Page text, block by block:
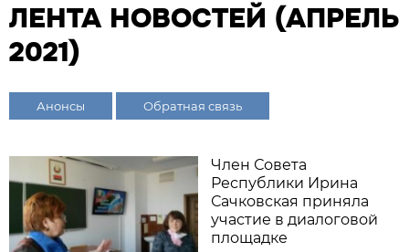
ЛЕНТА НОВОСТЕЙ (АПРЕЛЬ
2021)
Анонсы Обратная связь
Член Совета
Республики Ирина
Сачковская приняла
участие в диалоговой
площадке